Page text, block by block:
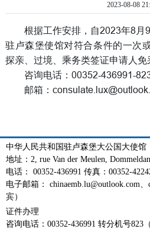
2023-08-08
根据工作安排，自2023年8月
驻卢森堡使馆对符合条件的一次
探亲、过境、乘务类签证申请人免
咨询电话：00352-436991-
邮箱：
中华人民共和国驻卢森堡大公国大使馆
地址：2, rue Van der Meulen,
电话： 00352-436991 传真：00352-
电子邮箱： chinaemb.lu@outlook.com
宾）
证件办理
咨询电话：00352-436991 转分机号823